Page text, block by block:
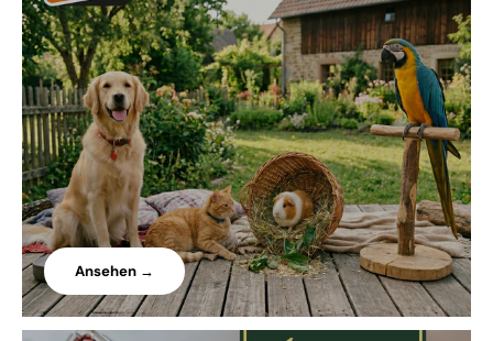
Ansehen →